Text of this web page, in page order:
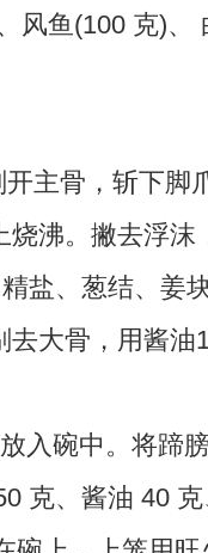
风鱼(100 克)、
主骨，斩下脚
沸。撇去浮沫
盐、葱结、姜
大骨，用酱油
碗中。将蹄
克、酱油 40